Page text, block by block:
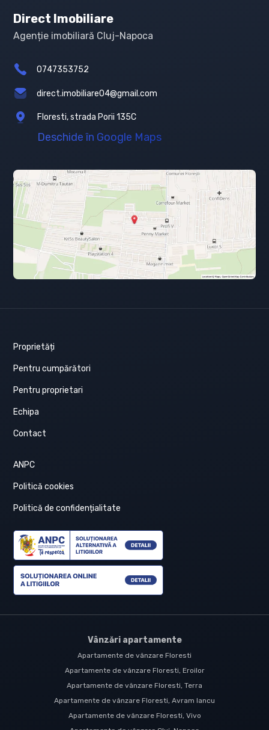
Direct Imobiliare
Agenție imobiliară Cluj-Napoca
0747353752
direct.imobiliare04@gmail.com
Floresti, strada Porii 135C
Deschide în Google Maps
Proprietăți
Pentru cumpărători
Pentru proprietari
Echipa
Contact
ANPC
Politică cookies
Politică de confidențialitate
Vânzări apartamente
Apartamente de vânzare Floresti
Apartamente de vânzare Floresti, Eroilor
Apartamente de vânzare Floresti, Terra
Apartamente de vânzare Floresti, Avram Iancu
Apartamente de vânzare Floresti, Vivo